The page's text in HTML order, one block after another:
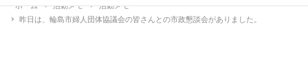
ホーム 活動メモ
活動メモ
昨日は、輪島市婦人団体協議会の皆さんとの市政懇談会がありました。